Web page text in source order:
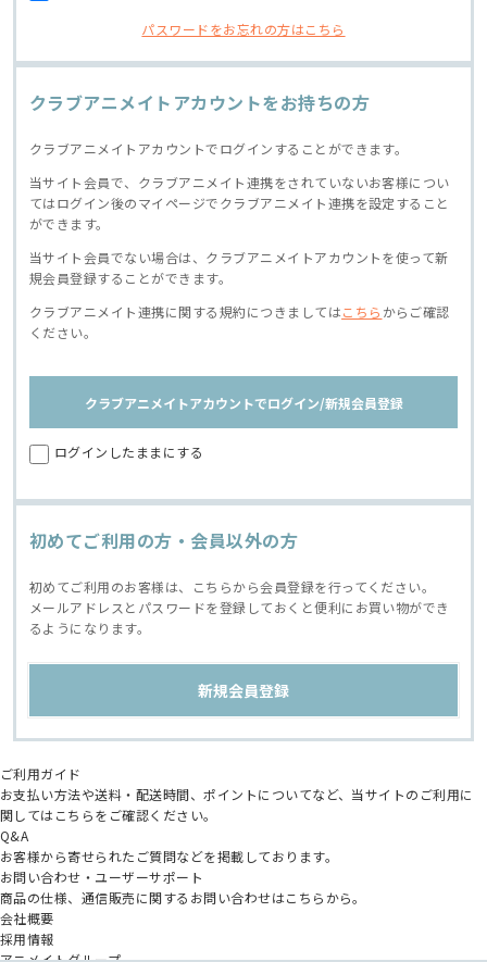
パスワードをお忘れの方はこちら
クラブアニメイトアカウントをお持ちの方
クラブアニメイトアカウントでログインすることができます。
当サイト会員で、クラブアニメイト連携をされていないお客様につい
てはログイン後のマイページでクラブアニメイト連携を設定すること
ができます。
当サイト会員でない場合は、クラブアニメイトアカウントを使って新
規会員登録することができます。
クラブアニメイト連携に関する規約につきましてはこちら からご確認
ください。
クラブアニメイトアカウントでログイン/新規会員登録
ログインしたままにする
初めてご利用の方・会員以外の方
初めてご利用のお客様は、こちらから会員登録を行ってください。
メールアドレスとパスワードを登録しておくと便利にお買い物ができ
るようになります。
ご利用ガイド
お支払い方法や送料・配送時間、ポイントについてなど、当サイトのご利用に
関してはこちらをご確認ください。
Q&A
お客様から寄せられたご質問などを掲載しております。
お問い合わせ・ユーザーサポート
商品の仕様、通信販売に関するお問い合わせはこちらから。
会社概要
採用情報